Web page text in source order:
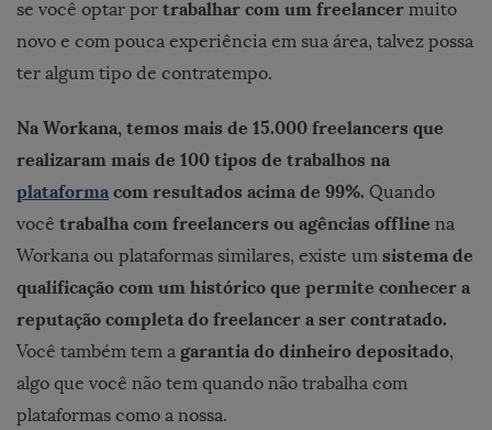
se você optar por trabalhar com um freelancer muito
novo e com pouca experiência em sua área, talvez possa
ter algum tipo de contratempo.
Na Workana, temos mais de 15.000 freelancers que
realizaram mais de 100 tipos de trabalhos na
plataforma com resultados acima de 99%. Quando
você trabalha com freelancers ou agências offline na
Workana ou plataformas similares, existe um sistema de
qualificação com um histórico que permite conhecer a
reputação completa do freelancer a ser contratado.
Você também tem a garantia do dinheiro depositado,
algo que você não tem quando não trabalha com
plataformas como a nossa.